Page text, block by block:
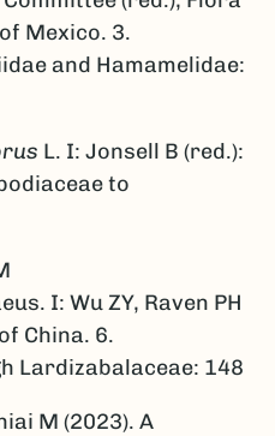
Mexico. 3.
and Hamamelidae:
L. I: Jonsell B (red.):
to
I: Wu ZY, Raven PH
China. 6.
Lardizabalaceae: 148
M (2023). A